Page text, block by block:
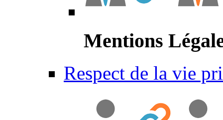
Mentions
Respect de la vie